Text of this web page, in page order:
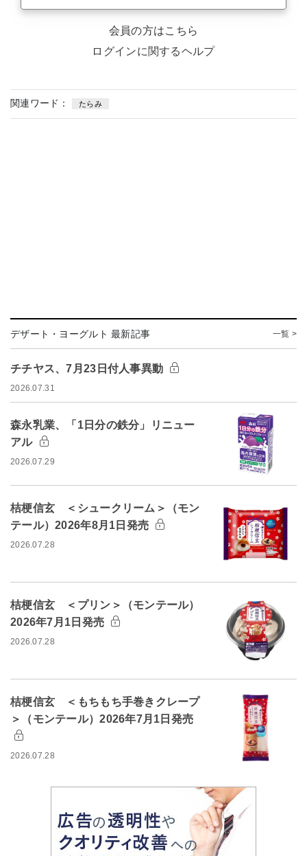
会員の方はこちら
ログインに関するヘルプ
関連ワード： たらみ
デザート・ヨーグルト 最新記事 一覧 >
チチヤス、7月23日付人事異動
2026.07.31
森永乳業、「1日分の鉄分」リニュー
アル
2026.07.29
桔梗信玄 ＜シュークリーム＞（モン
テール）2026年8月1日発売
2026.07.28
桔梗信玄 ＜プリン＞（モンテール）
2026年7月1日発売
2026.07.28
桔梗信玄 ＜もちもち手巻きクレープ
＞（モンテール）2026年7月1日発売
2026.07.28